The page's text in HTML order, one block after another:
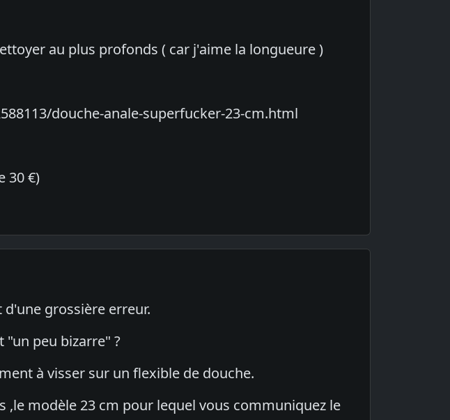
au plus profonds ( car j'aime la longueure )
douche-anale-superfucker-23-cm.html
30 €)
grossière erreur.
"un peu bizarre" ?
à visser sur un flexible de douche.
,le modèle 23 cm pour lequel vous communiquez le